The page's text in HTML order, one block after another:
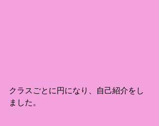
クラスごとに円になり、自己紹介をし
ました。